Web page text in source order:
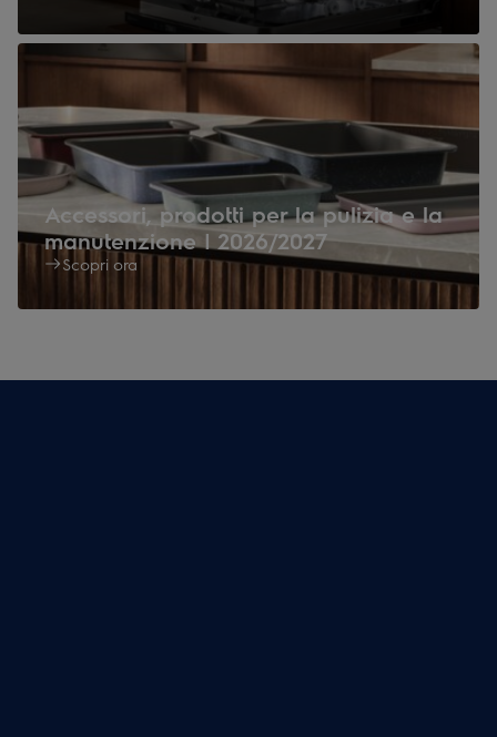
Accessori, prodotti per la pulizia e la
manutenzione | 2026/2027
Scopri ora